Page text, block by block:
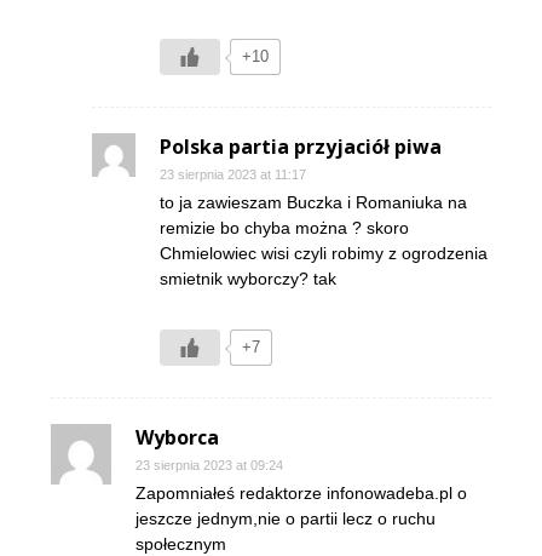
+10
Polska partia przyjaciół piwa
23 sierpnia 2023 at 11:17
to ja zawieszam Buczka i Romaniuka na
remizie bo chyba można ? skoro
Chmielowiec wisi czyli robimy z ogrodzenia
smietnik wyborczy? tak
+7
Wyborca
23 sierpnia 2023 at 09:24
Zapomniałeś redaktorze infonowadeba.pl o
jeszcze jednym,nie o partii lecz o ruchu
społecznym